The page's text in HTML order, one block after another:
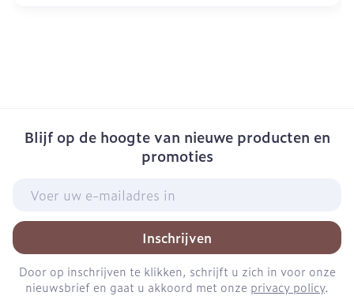
Blijf op de hoogte van nieuwe producten en
promoties
Inschrijven
Door op inschrijven te klikken, schrijft u zich in voor onze
nieuwsbrief en gaat u akkoord met onze privacy policy.